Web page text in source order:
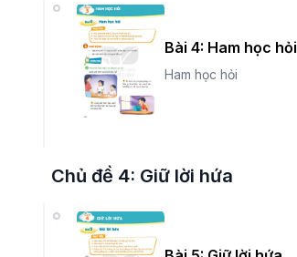
Bài 4: Ham học hỏi
Ham học hỏi
Chủ đề 4: Giữ lời hứa